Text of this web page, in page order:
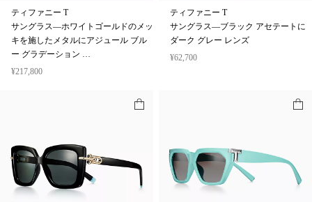
ティファニー T
サングラス—ホワイトゴールドのメッ
キを施したメタルにアジュール ブル
ー グラデーション …
¥217,800
ティファニー T
サングラス—ブラック アセテートに
ダーク グレー レンズ
¥62,700